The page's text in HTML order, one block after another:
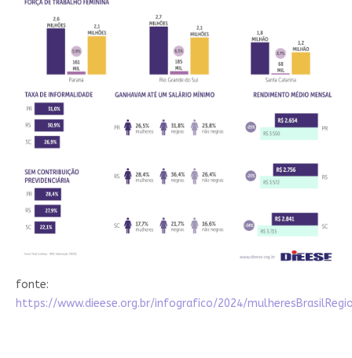
fonte:
https://www.dieese.org.br/infografico/2024/